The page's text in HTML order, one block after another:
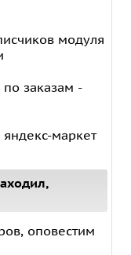
модуля
заказам -
маркет
оповестим